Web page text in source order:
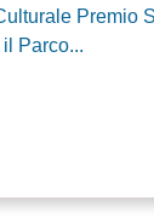
Premio
Parco...